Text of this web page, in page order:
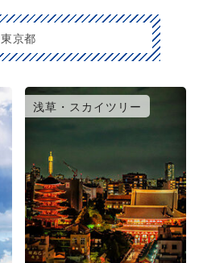
東京都
浅草・スカイツリー